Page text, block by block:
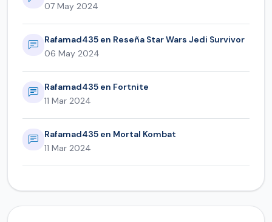
07 May 2024
Rafamad435 en Reseña Star Wars Jedi Survivor
06 May 2024
Rafamad435 en Fortnite
11 Mar 2024
Rafamad435 en Mortal Kombat
11 Mar 2024